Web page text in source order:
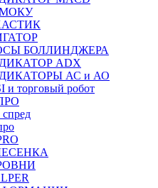
БОЛЛИНДЖЕРА
ADX
АС и АО
и торговый робот